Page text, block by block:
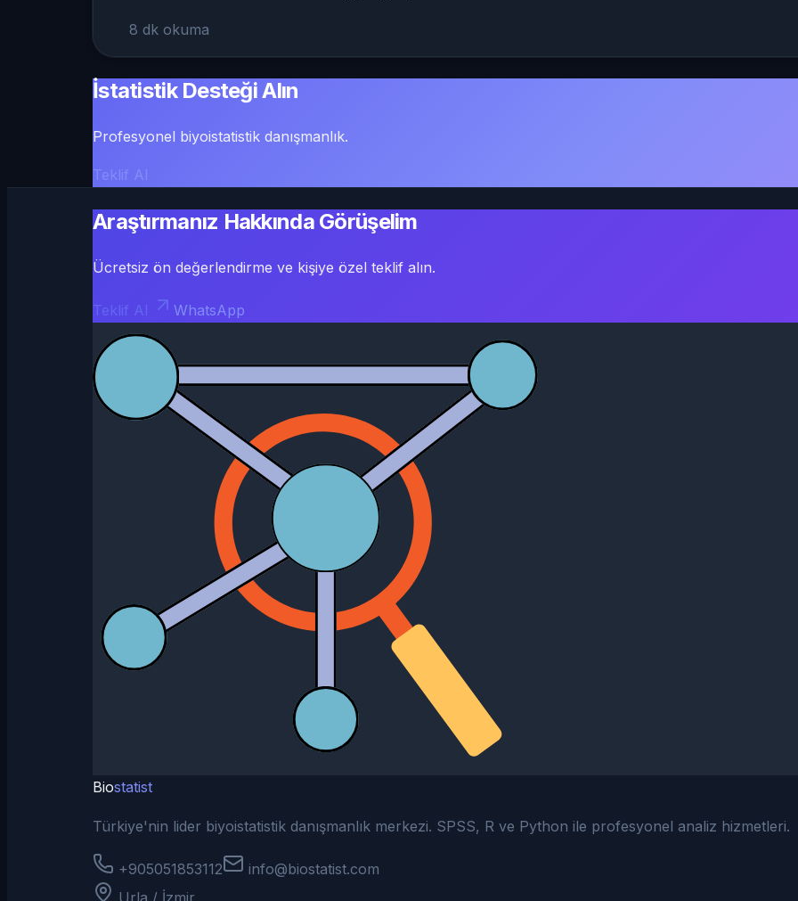
8 dk okuma
İstatistik Desteği Alın
Profesyonel biyoistatistik danışmanlık.
Teklif Al
Araştırmanız Hakkında Görüşelim
Ücretsiz ön değerlendirme ve kişiye özel teklif alın.
Teklif Al WhatsApp
Biostatist
Türkiye'nin lider biyoistatistik danışmanlık merkezi. SPSS, R ve Python ile profesyonel analiz hizmetleri.
+905051853112
info@biostatist.com
Urla / İzmir